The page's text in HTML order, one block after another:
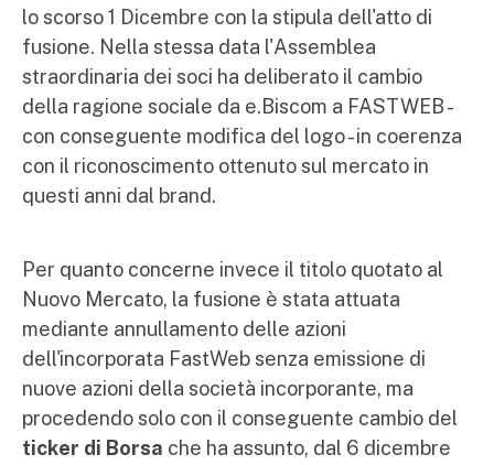
lo scorso 1 Dicembre con la stipula dell'atto di
fusione. Nella stessa data l'Assemblea
straordinaria dei soci ha deliberato il cambio
della ragione sociale da e.Biscom a FASTWEB -
con conseguente modifica del logo - in coerenza
con il riconoscimento ottenuto sul mercato in
questi anni dal brand.
Per quanto concerne invece il titolo quotato al
Nuovo Mercato, la fusione è stata attuata
mediante annullamento delle azioni
dell'incorporata FastWeb senza emissione di
nuove azioni della società incorporante, ma
procedendo solo con il conseguente cambio del
ticker di Borsa che ha assunto, dal 6 dicembre